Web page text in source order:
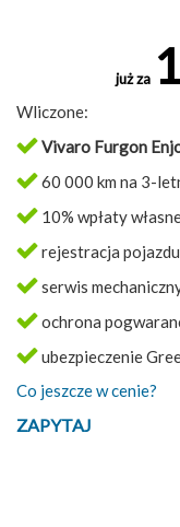
już za
Wliczone:
Vivaro Furgon
60 000 km na 3-
10% wpłaty
rejestracja pojazdu
serwis
ochrona
ubezpieczenie
Co jeszcze w cenie?
ZAPYTAJ